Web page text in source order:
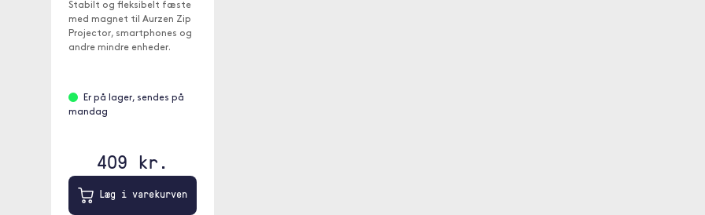
Stabilt og fleksibelt fæste
med magnet til Aurzen Zip
Projector, smartphones og
andre mindre enheder.
Er på lager, sendes på
mandag
409 kr.
Læg i varekurven